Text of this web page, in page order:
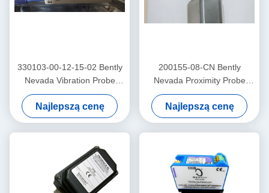
330103-00-12-15-02 Bently
Nevada Vibration Probe
3300 Xl Proximitor Sensor
Najlepszą cenę
200155-08-CN Bently
Nevada Proximity Probe
Niskiej częstotliwości
Trendmaster Pro
Accelerometer
Najlepszą cenę